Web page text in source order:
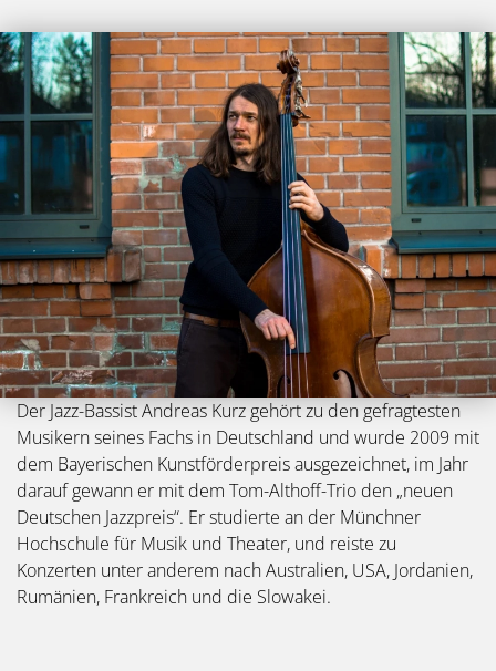
Bild
Der Jazz-Bassist Andreas Kurz gehört zu den gefragtesten
Musikern seines Fachs in Deutschland und wurde 2009 mit
dem Bayerischen Kunstförderpreis ausgezeichnet, im Jahr
darauf gewann er mit dem Tom-Althoff-Trio den „neuen
Deutschen Jazzpreis“. Er studierte an der Münchner
Hochschule für Musik und Theater, und reiste zu
Konzerten unter anderem nach Australien, USA, Jordanien,
Rumänien, Frankreich und die Slowakei.